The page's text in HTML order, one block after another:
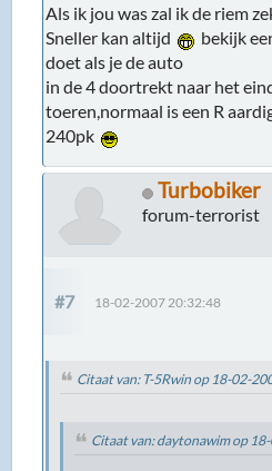
Als ik jou was zal ik de riem
Sneller kan altijd
bekijk
doet als je de auto
in de 4 doortrekt naar het
toeren,normaal is een R
240pk
Turbobiker
forum-terrorist
#7 18-02-2007 20:32:48
Citaat van: T-5Rwin op 18-02-
Citaat van: daytonawim op